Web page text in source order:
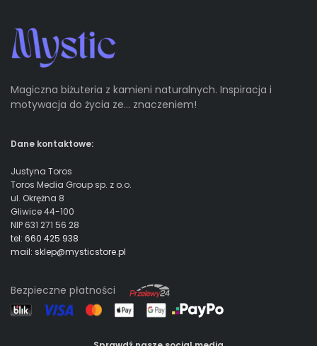
Magiczna biżuteria z kamieni naturalnych. Inspiracja i
motywacja do życia ze… znaczeniem!
Dane kontaktowe:
Justyna Toros
Toros Media Group sp. z o.o.
ul. Okrężna 8
Gliwice 44-100
NIP 631 271 56 28
tel: 660 425 938
mail: sklep@mysticstore.pl
Bezpieczne płatności